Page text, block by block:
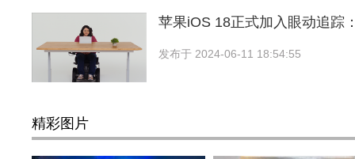
苹果iOS 18正式加入眼动追踪
发布于 2024-06-11 18:54:55
精彩图片